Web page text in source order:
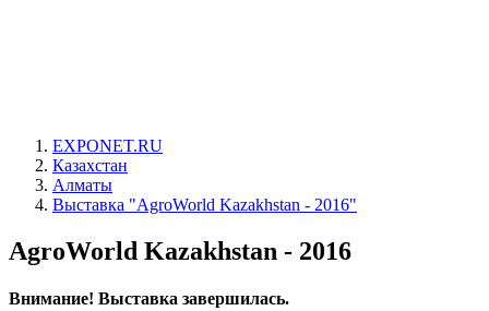
EXPONET.RU
Казахстан
Алматы
Выставка "AgroWorld Kazakhstan - 2016"
AgroWorld Kazakhstan - 2016
Внимание! Выставка завершилась.